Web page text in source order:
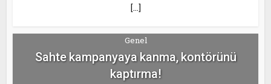
[…]
Genel
Sahte kampanyaya kanma, kontörünü
kaptırma!